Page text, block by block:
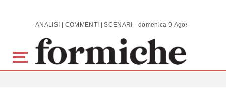
Skip to main content ANALISI | COMMENTI | SCENARI - domenica 9 Agosto 2026